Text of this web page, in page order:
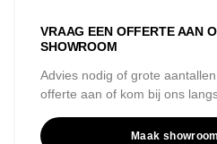
VRAAG EEN OFFERTE AAN
SHOWROOM
Advies nodig of grote
offerte aan of kom bij ons
Maak